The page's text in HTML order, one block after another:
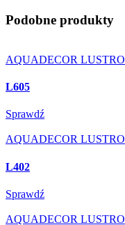
Podobne produkty
AQUADECOR LUSTRO
L605
Sprawdź
AQUADECOR LUSTRO
L402
Sprawdź
AQUADECOR LUSTRO